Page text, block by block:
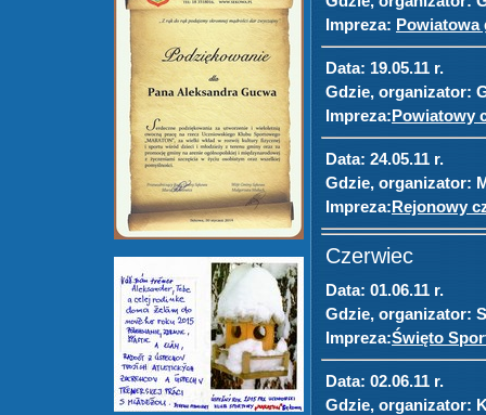
Impreza: Powiatowa
Data: 19.05.11 r.
Gdzie, organizator:
Impreza:Powiatowy
Data: 24.05.11 r.
Gdzie, organizator:
Impreza:Rejonowy
Czerwiec
Data: 01.06.11 r.
Gdzie, organizator:
Impreza:Święto
Data: 02.06.11 r.
Gdzie, organizator: